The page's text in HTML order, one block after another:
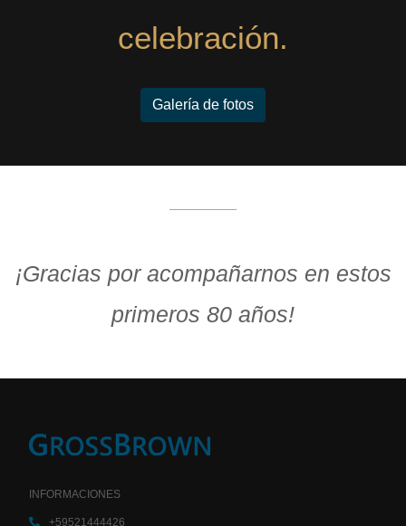
celebración.
Galería de fotos
¡Gracias por acompañarnos en estos
primeros 80 años!
INFORMACIONES
+59521444426